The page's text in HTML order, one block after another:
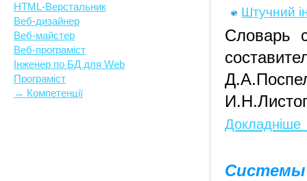
HTML-Верстальник
Веб-дизайнер
Веб-майстер
Веб-програміст
Інженер по БД для Web
Програміст
→ Компетенції
Штучний
Словарь